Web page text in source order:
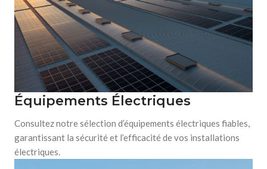
Équipements Électriques
Consultez notre sélection d’équipements électriques fiables,
garantissant la sécurité et l’efficacité de vos installations
électriques.